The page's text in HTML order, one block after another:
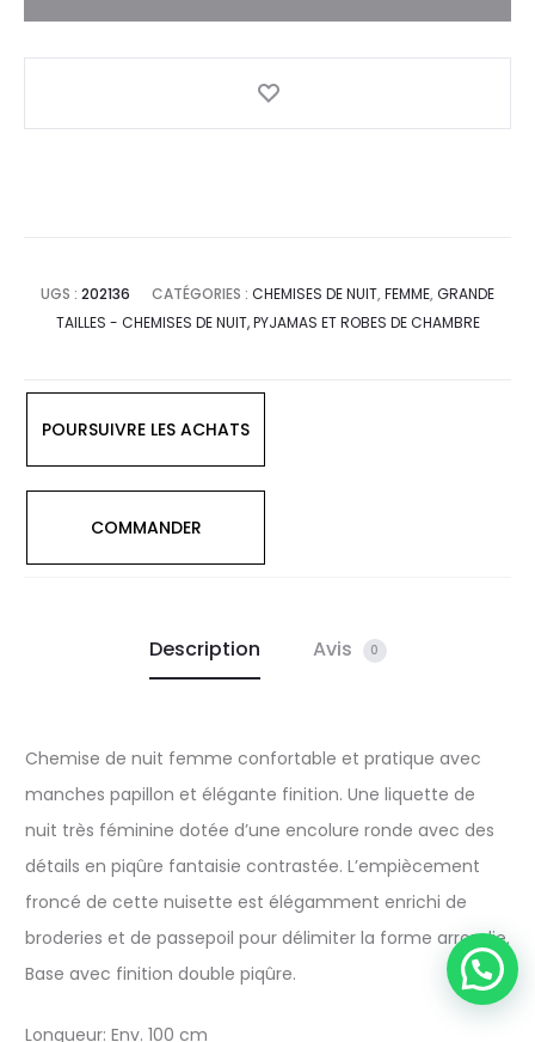
UGS : 202136 CATÉGORIES : CHEMISES DE NUIT, FEMME, GRANDE
TAILLES - CHEMISES DE NUIT, PYJAMAS ET ROBES DE CHAMBRE
POURSUIVRE LES ACHATS
COMMANDER
Description Avis 0
Chemise de nuit femme confortable et pratique avec
manches papillon et élégante finition. Une liquette de
nuit très féminine dotée d’une encolure ronde avec des
détails en piqûre fantaisie contrastée. L’empiècement
froncé de cette nuisette est élégamment enrichi de
broderies et de passepoil pour délimiter la forme arrondie.
Base avec finition double piqûre.
Longueur: Env. 100 cm